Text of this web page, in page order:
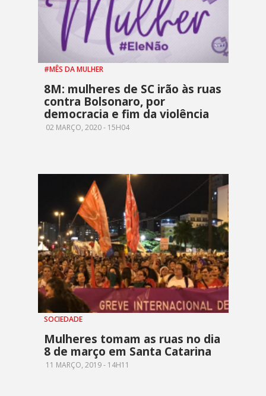
#MÊS DA MULHER
8M: mulheres de SC irão às ruas
contra Bolsonaro, por
democracia e fim da violência
02 MARÇO, 2020 - 15H04
SOCIEDADE
Mulheres tomam as ruas no dia
8 de março em Santa Catarina
11 MARÇO, 2019 - 14H11